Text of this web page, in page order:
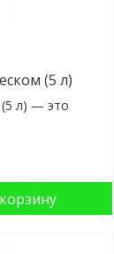
(5 л)
(5 л) — это